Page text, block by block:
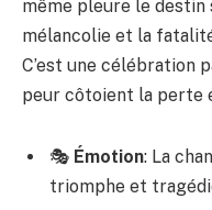
même pleure le
mélancolie et la
C’est une célébration
peur côtoient la perte
🎭 Émotion: La
triomphe et